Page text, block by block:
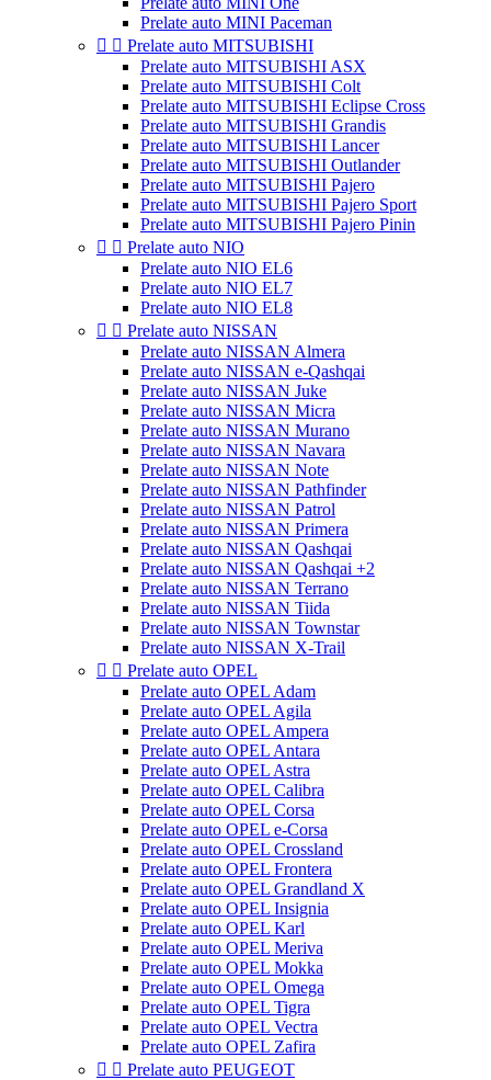
Prelate auto MINI Paceman
  Prelate auto MITSUBISHI
Prelate auto MITSUBISHI ASX
Prelate auto MITSUBISHI Colt
Prelate auto MITSUBISHI Eclipse Cross
Prelate auto MITSUBISHI Grandis
Prelate auto MITSUBISHI Lancer
Prelate auto MITSUBISHI Outlander
Prelate auto MITSUBISHI Pajero
Prelate auto MITSUBISHI Pajero Sport
Prelate auto MITSUBISHI Pajero Pinin
  Prelate auto NIO
Prelate auto NIO EL6
Prelate auto NIO EL7
Prelate auto NIO EL8
  Prelate auto NISSAN
Prelate auto NISSAN Almera
Prelate auto NISSAN e-Qashqai
Prelate auto NISSAN Juke
Prelate auto NISSAN Micra
Prelate auto NISSAN Murano
Prelate auto NISSAN Navara
Prelate auto NISSAN Note
Prelate auto NISSAN Pathfinder
Prelate auto NISSAN Patrol
Prelate auto NISSAN Primera
Prelate auto NISSAN Qashqai
Prelate auto NISSAN Qashqai +2
Prelate auto NISSAN Terrano
Prelate auto NISSAN Tiida
Prelate auto NISSAN Townstar
Prelate auto NISSAN X-Trail
  Prelate auto OPEL
Prelate auto OPEL Adam
Prelate auto OPEL Agila
Prelate auto OPEL Ampera
Prelate auto OPEL Antara
Prelate auto OPEL Astra
Prelate auto OPEL Calibra
Prelate auto OPEL Corsa
Prelate auto OPEL e-Corsa
Prelate auto OPEL Crossland
Prelate auto OPEL Frontera
Prelate auto OPEL Grandland X
Prelate auto OPEL Insignia
Prelate auto OPEL Karl
Prelate auto OPEL Meriva
Prelate auto OPEL Mokka
Prelate auto OPEL Omega
Prelate auto OPEL Tigra
Prelate auto OPEL Vectra
Prelate auto OPEL Zafira
  Prelate auto PEUGEOT